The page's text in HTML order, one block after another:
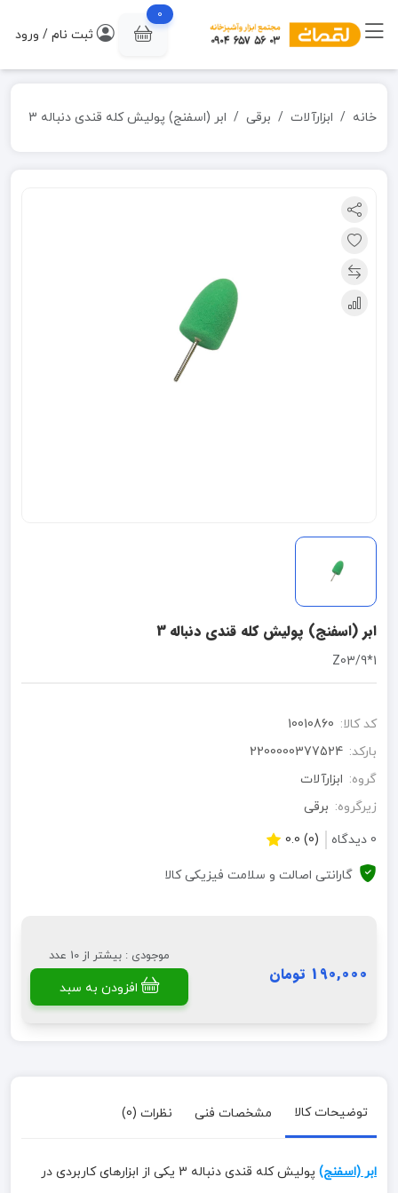
0
ثبت نام / ورود
خانه ابزارآلات برقی ابر (اسفنج) پولیش کله قندی دنباله 3
ابر (اسفنج) پولیش کله قندی دنباله 3
1*Z03/9
کد کالا: 10010860
بارکد: 2200000377524
گروه: ابزارآلات
زیرگروه: برقی
0 دیدگاه
(0) 0.0
گارانتی اصالت و سلامت فیزیکی کالا
190,000 تومان
موجودی : بیشتر از 10 عدد
افزودن به سبد
توضیحات کالا مشخصات فنی نظرات (0)
ابر (اسفنج)
پولیش کله قندی دنباله 3 یکی از ابزارهای کاربردی در